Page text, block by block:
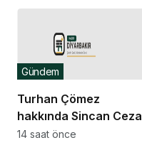
Cenevre Ofisi Daimi
Turhan Çömez
hakkında Sincan
isyan çıktığı yönündeki
Gündem
14 saat önce